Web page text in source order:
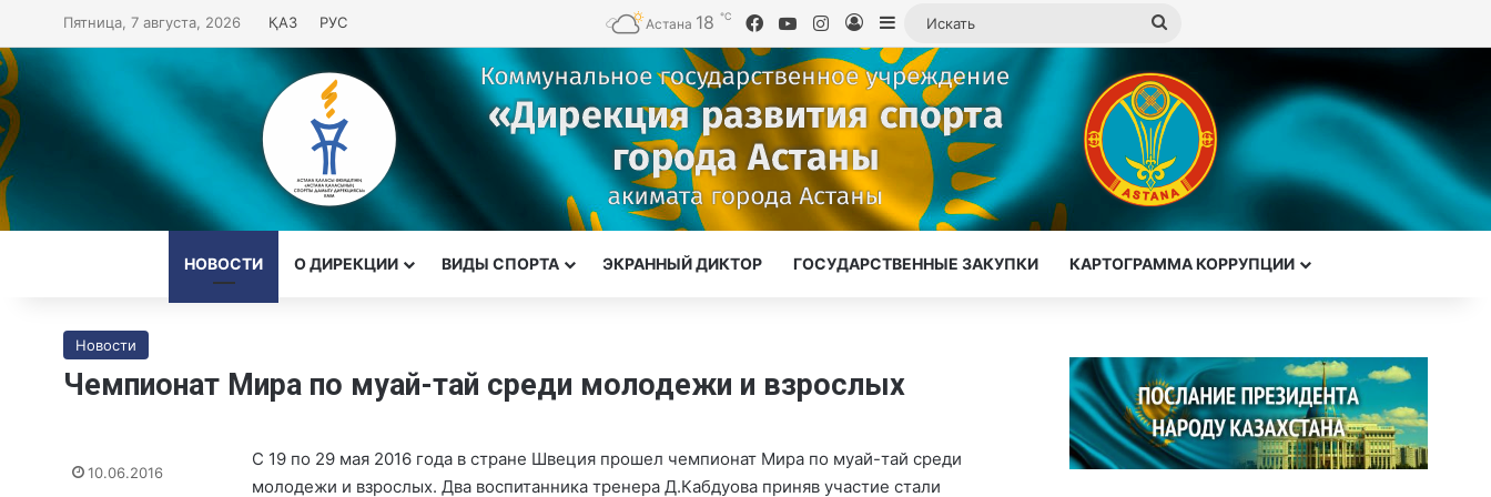
Пятница, 7 августа, 2026 ҚАЗ РУС Астана 18 ℃ Facebook
YouTubeInstagram
ВойтиSidebar Искать
НОВОСТИ О ДИРЕКЦИИ ВИДЫ СПОРТА ЭКРАННЫЙ ДИКТОР ГОСУДАРСТВЕННЫЕ ЗАКУПКИ КАРТОГРАММА КОРРУПЦИИ
Новости
Чемпионат Мира по муай-тай среди молодежи и взрослых
С 19 по 29 мая 2016 года в стране Швеция прошел чемпионат Мира по муай-тай среди
молодежи и взрослых. Два воспитанника тренера Д.Кабдуова приняв участие стали
10.06.2016